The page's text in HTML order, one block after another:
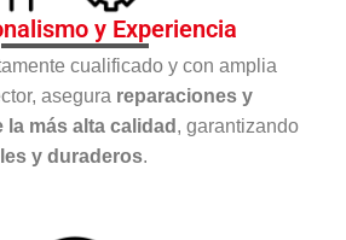
y Experiencia
cualificado y con amplia
asegura reparaciones y
más alta calidad , garantizando
y duraderos.